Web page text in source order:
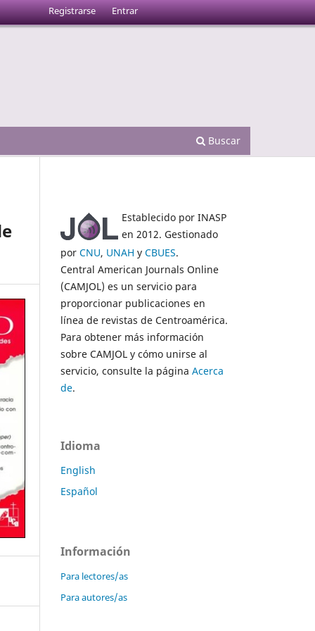
Buscar
Registrarse Entrar
Establecido por INASP
en 2012. Gestionado
por CNU, UNAH y CBUES.
Central American Journals Online
(CAMJOL) es un servicio para
proporcionar publicaciones en
línea de revistas de Centroamérica.
Para obtener más información
sobre CAMJOL y cómo unirse al
servicio, consulte la página Acerca
de.
Idioma
English
Español
Información
Para lectores/as
Para autores/as